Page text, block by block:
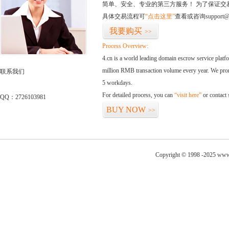
联系我们
QQ：2726103981
简单、安全、专业的第三方服务！ 为了保证
具体交易流程可“点击这里”查看或咨询
我要购买 >>
Process Overview:
4.cn is a world leading domain escrow service
million RMB transaction volume every year. We
5 workdays.
For detailed process, you can “visit here” or contact
BUY NOW >>
Copyright © 1998 -2025